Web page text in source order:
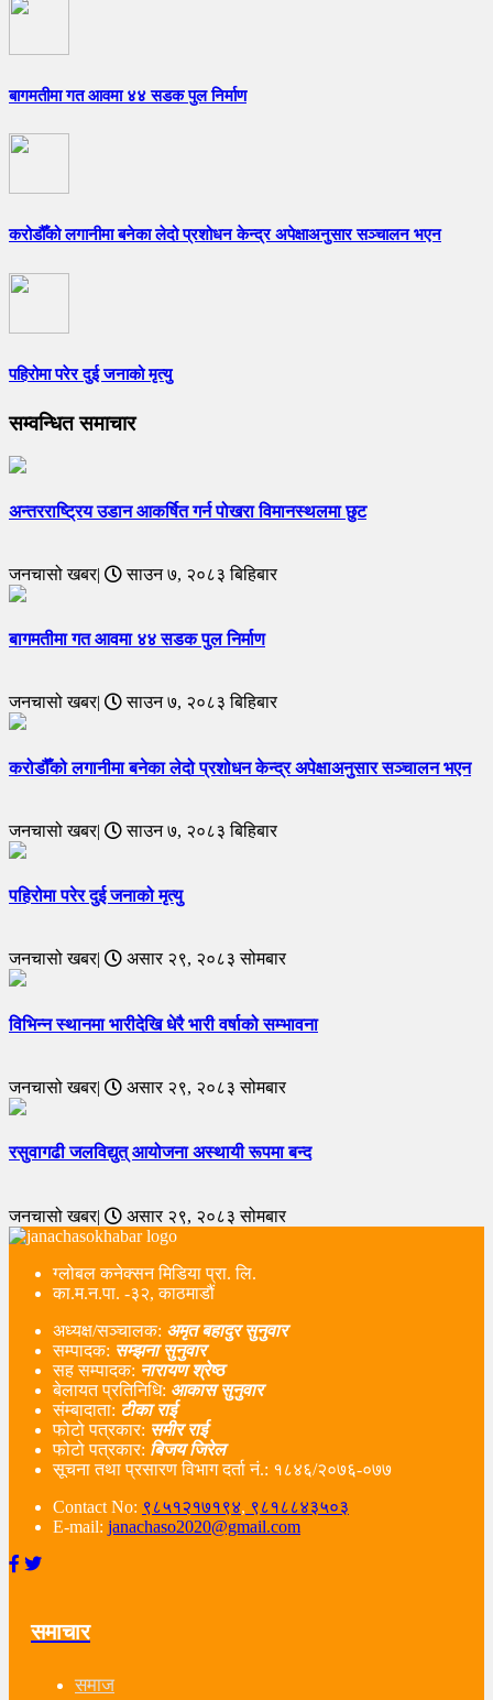
बागमतीमा गत आवमा ४४ सडक पुल निर्माण
करोडौँको लगानीमा बनेका लेदो प्रशोधन केन्द्र अपेक्षाअनुसार सञ्चालन भएन
पहिरोमा परेर दुई जनाको मृत्यु
सम्वन्धित समाचार
अन्तरराष्ट्रिय उडान आकर्षित गर्न पोखरा विमानस्थलमा छुट
जनचासो खबर| साउन ७, २०८३ बिहिबार
बागमतीमा गत आवमा ४४ सडक पुल निर्माण
जनचासो खबर| साउन ७, २०८३ बिहिबार
करोडौँको लगानीमा बनेका लेदो प्रशोधन केन्द्र अपेक्षाअनुसार सञ्चालन भएन
जनचासो खबर| साउन ७, २०८३ बिहिबार
पहिरोमा परेर दुई जनाको मृत्यु
जनचासो खबर| असार २९, २०८३ सोमबार
विभिन्न स्थानमा भारीदेखि धेरै भारी वर्षाको सम्भावना
जनचासो खबर| असार २९, २०८३ सोमबार
रसुवागढी जलविद्युत् आयोजना अस्थायी रूपमा बन्द
जनचासो खबर| असार २९, २०८३ सोमबार
ग्लोबल कनेक्सन मिडिया प्रा. लि.
का.म.न.पा. -३२, काठमाडौं
अध्यक्ष/सञ्चालक: अमृत बहादुर सुनुवार
सम्पादक: सम्झना सुनुवार
सह सम्पादक: नारायण श्रेष्ठ
बेलायत प्रतिनिधि: आकास सुनुवार
संम्बादाता: टीका राई
फोटो पत्रकार: समीर राई
फोटो पत्रकार: बिजय जिरेल
सूचना तथा प्रसारण विभाग दर्ता नं‌.: १८४६/२०७६-०७७
Contact No: ९८५१२१७१९४, ९८१८८४३५०३
E-mail: janachaso2020@gmail.com
समाचार
समाज